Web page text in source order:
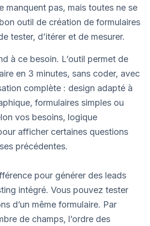
manquent pas, mais toutes ne se
outil de création de formulaires
tester, d’itérer et de mesurer.
à ce besoin. L’outil permet de
en 3 minutes, sans coder, avec
complète : design adapté à
formulaires simples ou
vos besoins, logique
afficher certaines questions
précédentes.
pour générer des leads
intégré. Vous pouvez tester
d’un même formulaire. Par
de champs, l’ordre des